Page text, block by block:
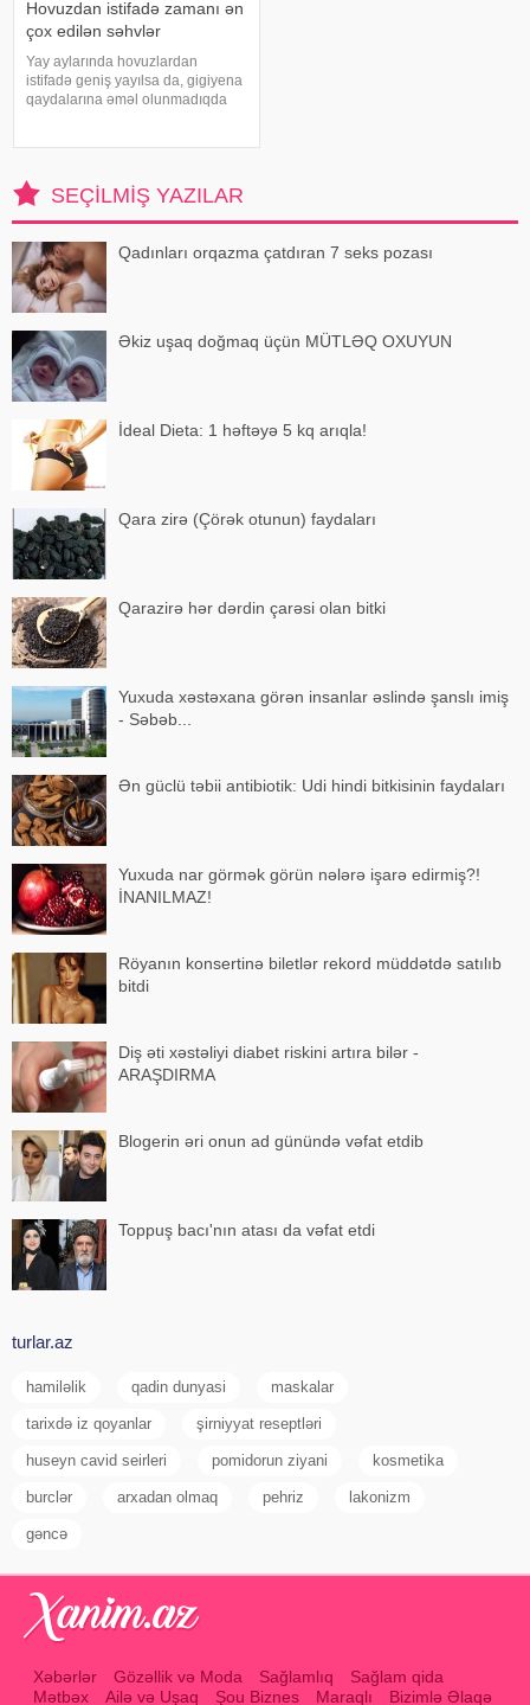
Hovuzdan istifadə zamanı ən
çox edilən səhvlər
Yay aylarında hovuzlardan
istifadə geniş yayılsa da, gigiyena
qaydalarına əməl olunmadıqda
kənarınd
SEÇILMIŞ YAZILAR
Qadınları orqazma çatdıran 7 seks pozası
Əkiz uşaq doğmaq üçün MÜTLƏQ OXUYUN
İdeal Dieta: 1 həftəyə 5 kq arıqla!
Qara zirə (Çörək otunun) faydaları
Qarazirə hər dərdin çarəsi olan bitki
Yuxuda xəstəxana görən insanlar əslində şanslı imiş
- Səbəb...
Ən güclü təbii antibiotik: Udi hindi bitkisinin faydaları
Yuxuda nar görmək görün nələrə işarə edirmiş?!
İNANILMAZ!
Röyanın konsertinə biletlər rekord müddətdə satılıb
bitdi
Diş əti xəstəliyi diabet riskini artıra bilər -
ARAŞDIRMA
Blogerin əri onun ad günündə vəfat etdib
Toppuş bacı'nın atası da vəfat etdi
turlar.az
hamiləlik qadin dunyasi maskalar
tarixdə iz qoyanlar şirniyyat reseptləri
huseyn cavid seirleri pomidorun ziyani kosmetika
burclər arxadan olmaq pehriz lakonizm
gəncə
Xəbərlər Gözəllik və Moda Sağlamlıq
Sağlam qida
Mətbəx
Ailə və Uşaq Şou Biznes Maraqlı Bizimlə Əlaqə